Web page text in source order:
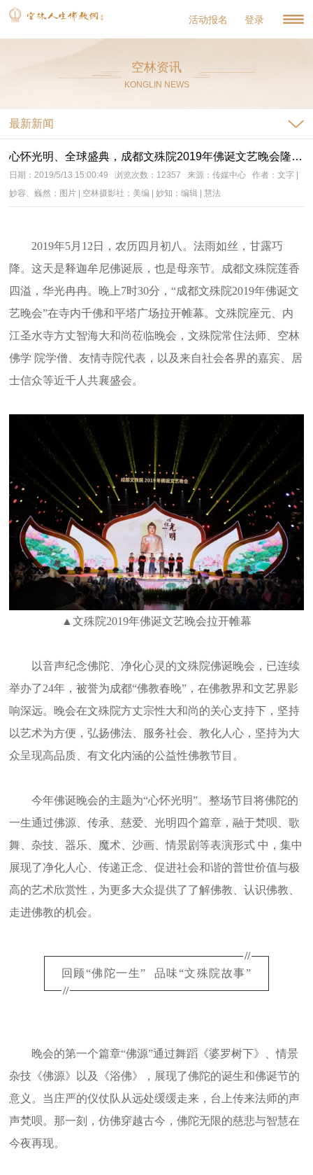
活动报名 登录
空林资讯
KONGLIN NEWS
最新新闻
心怀光明、全球盛典，成都文殊院2019年佛诞文艺晚会隆重举行
日期：2019/5/13 15:00:49 浏览次数：12357 来源：传媒中心 作者：文字 |
妙容、巍然；图片 | 空林摄影社；美编 | 妙知；编辑 | 慧法
2019年5月12日，农历四月初八。法雨如丝，甘露巧
降。这天是释迦牟尼佛诞辰，也是母亲节。成都文殊院莲香
四溢，华光冉冉。晚上7时30分，“成都文殊院2019年佛诞文
艺晚会”在寺内千佛和平塔广场拉开帷幕。文殊院座元、内
江圣水寺方丈智海大和尚莅临晚会，文殊院常住法师、空林
佛学 院学僧、友情寺院代表，以及来自社会各界的嘉宾、居
士信众等近千人共襄盛会。
▲文殊院2019年佛诞文艺晚会拉开帷幕
以音声纪念佛陀、净化心灵的文殊院佛诞晚会，已连续
举办了24年，被誉为成都“佛教春晚”，在佛教界和文艺界影
响深远。晚会在文殊院方丈宗性大和尚的关心支持下，坚持
以艺术为方便，弘扬佛法、服务社会、教化人心，坚持为大
众呈现高品质、有文化内涵的公益性佛教节目。
今年佛诞晚会的主题为“心怀光明”。整场节目将佛陀的
一生通过佛源、传承、慈爱、光明四个篇章，融于梵呗、歌
舞、杂技、器乐、魔术、沙画、情景剧等表演形式 中，集中
展现了净化人心、传递正念、促进社会和谐的普世价值与极
高的艺术欣赏性，为更多大众提供了了解佛教、认识佛教、
走进佛教的机会。
//
回顾“佛陀一生” 品味“文殊院故事”
//
晚会的第一个篇章“佛源”通过舞蹈《婆罗树下》、情景
杂技《佛源》以及《浴佛》，展现了佛陀的诞生和佛诞节的
意义。当庄严的仪仗队从远处缓缓走来，台上传来法师的声
声梵呗。那一刻，仿佛穿越古今，佛陀无限的慈悲与智慧在
今夜再现。